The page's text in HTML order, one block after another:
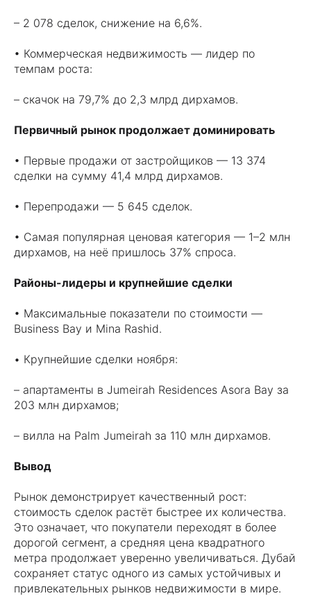
– 2 078 сделок, снижение на 6,6%.
• Коммерческая недвижимость — лидер по
темпам роста:
– скачок на 79,7% до 2,3 млрд дирхамов.
Первичный рынок продолжает доминировать
• Первые продажи от застройщиков — 13 374
сделки на сумму 41,4 млрд дирхамов.
• Перепродажи — 5 645 сделок.
• Самая популярная ценовая категория — 1–2 млн
дирхамов, на неё пришлось 37% спроса.
Районы-лидеры и крупнейшие сделки
• Максимальные показатели по стоимости —
Business Bay и Mina Rashid.
• Крупнейшие сделки ноября:
– апартаменты в Jumeirah Residences Asora Bay за
203 млн дирхамов;
– вилла на Palm Jumeirah за 110 млн дирхамов.
Вывод
Рынок демонстрирует качественный рост:
стоимость сделок растёт быстрее их количества.
Это означает, что покупатели переходят в более
дорогой сегмент, а средняя цена квадратного
метра продолжает уверенно увеличиваться. Дубай
сохраняет статус одного из самых устойчивых и
привлекательных рынков недвижимости в мире.